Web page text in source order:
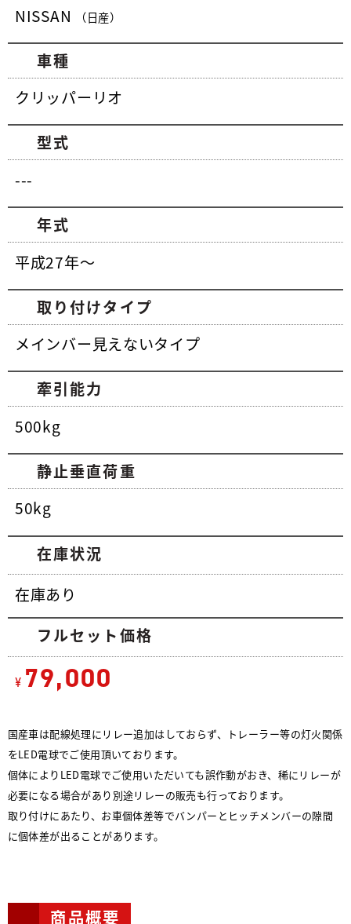
NISSAN
（日産）
車種
クリッパーリオ
型式
---
年式
平成27年～
取り付けタイプ
メインバー見えないタイプ
牽引能力
500kg
静止垂直荷重
50kg
在庫状況
在庫あり
フルセット価格
¥ 79,000
国産車は配線処理にリレー追加はしておらず、トレーラー等の灯火関係
をLED電球でご使用頂いております。
個体によりLED電球でご使用いただいても誤作動がおき、稀にリレーが
必要になる場合があり別途リレーの販売も行っております。
取り付けにあたり、お車個体差等でバンパーとヒッチメンバーの隙間
に個体差が出ることがあります。
商品概要